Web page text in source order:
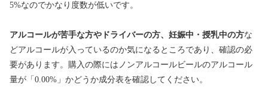
5%なのでかなり度数が低いです。
アルコールが苦手な方やドライバーの方、妊娠中・授乳中の方な
どアルコールが入っているのか気になるところであり、確認の必
要があります。購入の際にはノンアルコールビールのアルコール
量が「0.00%」かどうか成分表を確認してください。